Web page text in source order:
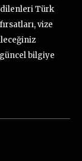
Türk
vize
bilgiye